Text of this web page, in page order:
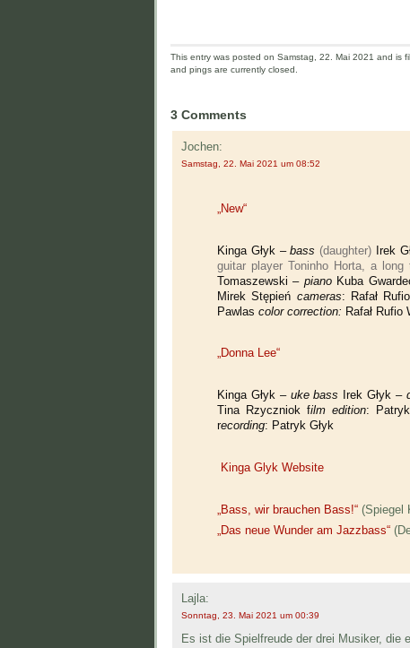
This entry was posted on Samstag, 22. Mai 2021 and is
and pings are currently closed.
3 Comments
Jochen:
Samstag, 22. Mai 2021 um 08:52
„New“
Kinga Głyk –bass (daughter) Irek
guitar player Toninho Horta, a
Tomaszewski – pianoKuba
Mirek Stępień cameras: Rafał
Pawlas color correction: Rafał Rufio
„Donna Lee“
Kinga Głyk – uke bass Irek Głyk –
Tina Rzyczniok film edition:
recording: Patryk Głyk
Kinga Glyk Website
„Bass, wir brauchen Bass!“ (Spiegel
„Das neue Wunder am Jazzbass“
Lajla:
Sonntag, 23. Mai 2021 um 00:39
Es ist die Spielfreude der drei Musiker, die